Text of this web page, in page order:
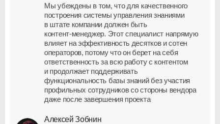
Мы убеждены в том, что для качественного
построения системы управления знаниями
в штате компании должен быть
контент-менеджер. Этот специалист напрямую
влияет на эффективность десятков и сотен
операторов, потому что он берет на себя
ответственность за всю работу с контентом
и продолжает поддерживать
функциональность базы знаний без участия
профильных сотрудников со стороны вендора
даже после завершения проекта
Алексей Зобнин